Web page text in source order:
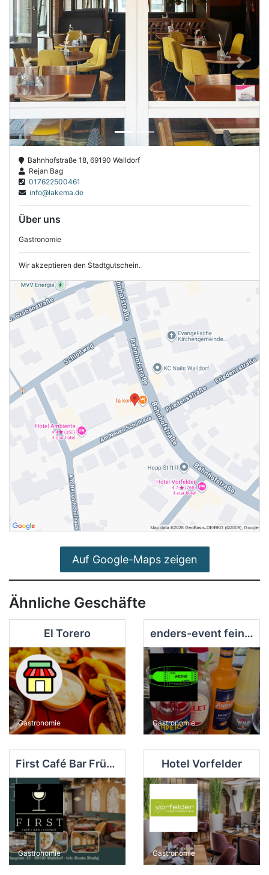
Previous Next
Bahnhofstraße 18, 69190 Walldorf
Rejan Bag
017622500461
info@lakema.de
Über uns
Gastronomie
Wir akzeptieren den Stadtgutschein.
Auf Google-Maps zeigen
Ähnliche Geschäfte
El Torero
Gastronomie
enders-event feine Weine & mehr
Gastronomie
First Café Bar Frühstücksrestaurant
Gastronomie
Hotel Vorfelder
Gastronomie